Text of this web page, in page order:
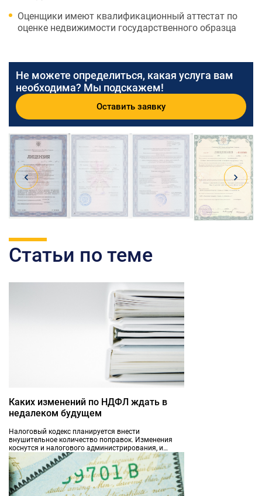
Оценщики имеют квалификационный аттестат по
оценке недвижимости государственного образца
Не можете определиться, какая услуга вам
необходима? Мы подскажем!
Оставить заявку
Статьи по теме
Каких изменений по НДФЛ ждать в
недалеком будущем
Налоговый кодекс планируется внести
внушительное количество поправок. Изменения
коснутся и налогового администрирования, и
практически всех налогов.